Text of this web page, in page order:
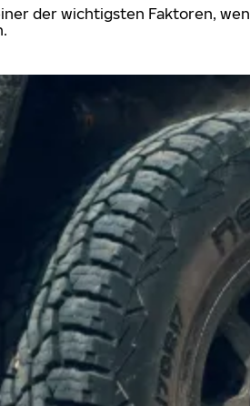
der wichtigsten Faktoren,